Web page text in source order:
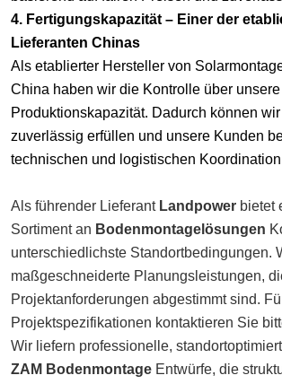
4. Fertigungskapazität– Einer der
Lieferanten Chinas
Als etablierter Hersteller von
China haben wir die Kontrolle über
Produktionskapazität. Dadurch können
zuverlässig erfüllen und unsere Kunden
technischen und logistischen
Als führender Lieferant Landpower bietet
Sortiment an Bodenmontagelösungen
unterschiedlichste Standortbedingungen.
maßgeschneiderte Planungsleistungen,
Projektanforderungen abgestimmt sind.
Projektspezifikationen kontaktieren Sie
Wir liefern professionelle,
ZAM Bodenmontage Entwürfe, die